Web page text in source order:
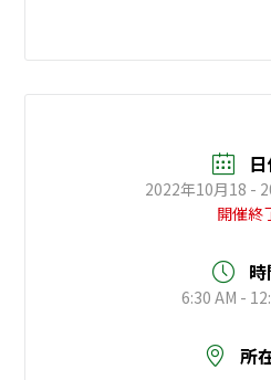
2022年10月18 -
開催終
6:30 AM -
所